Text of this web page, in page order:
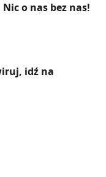
o nas bez nas!
idź na